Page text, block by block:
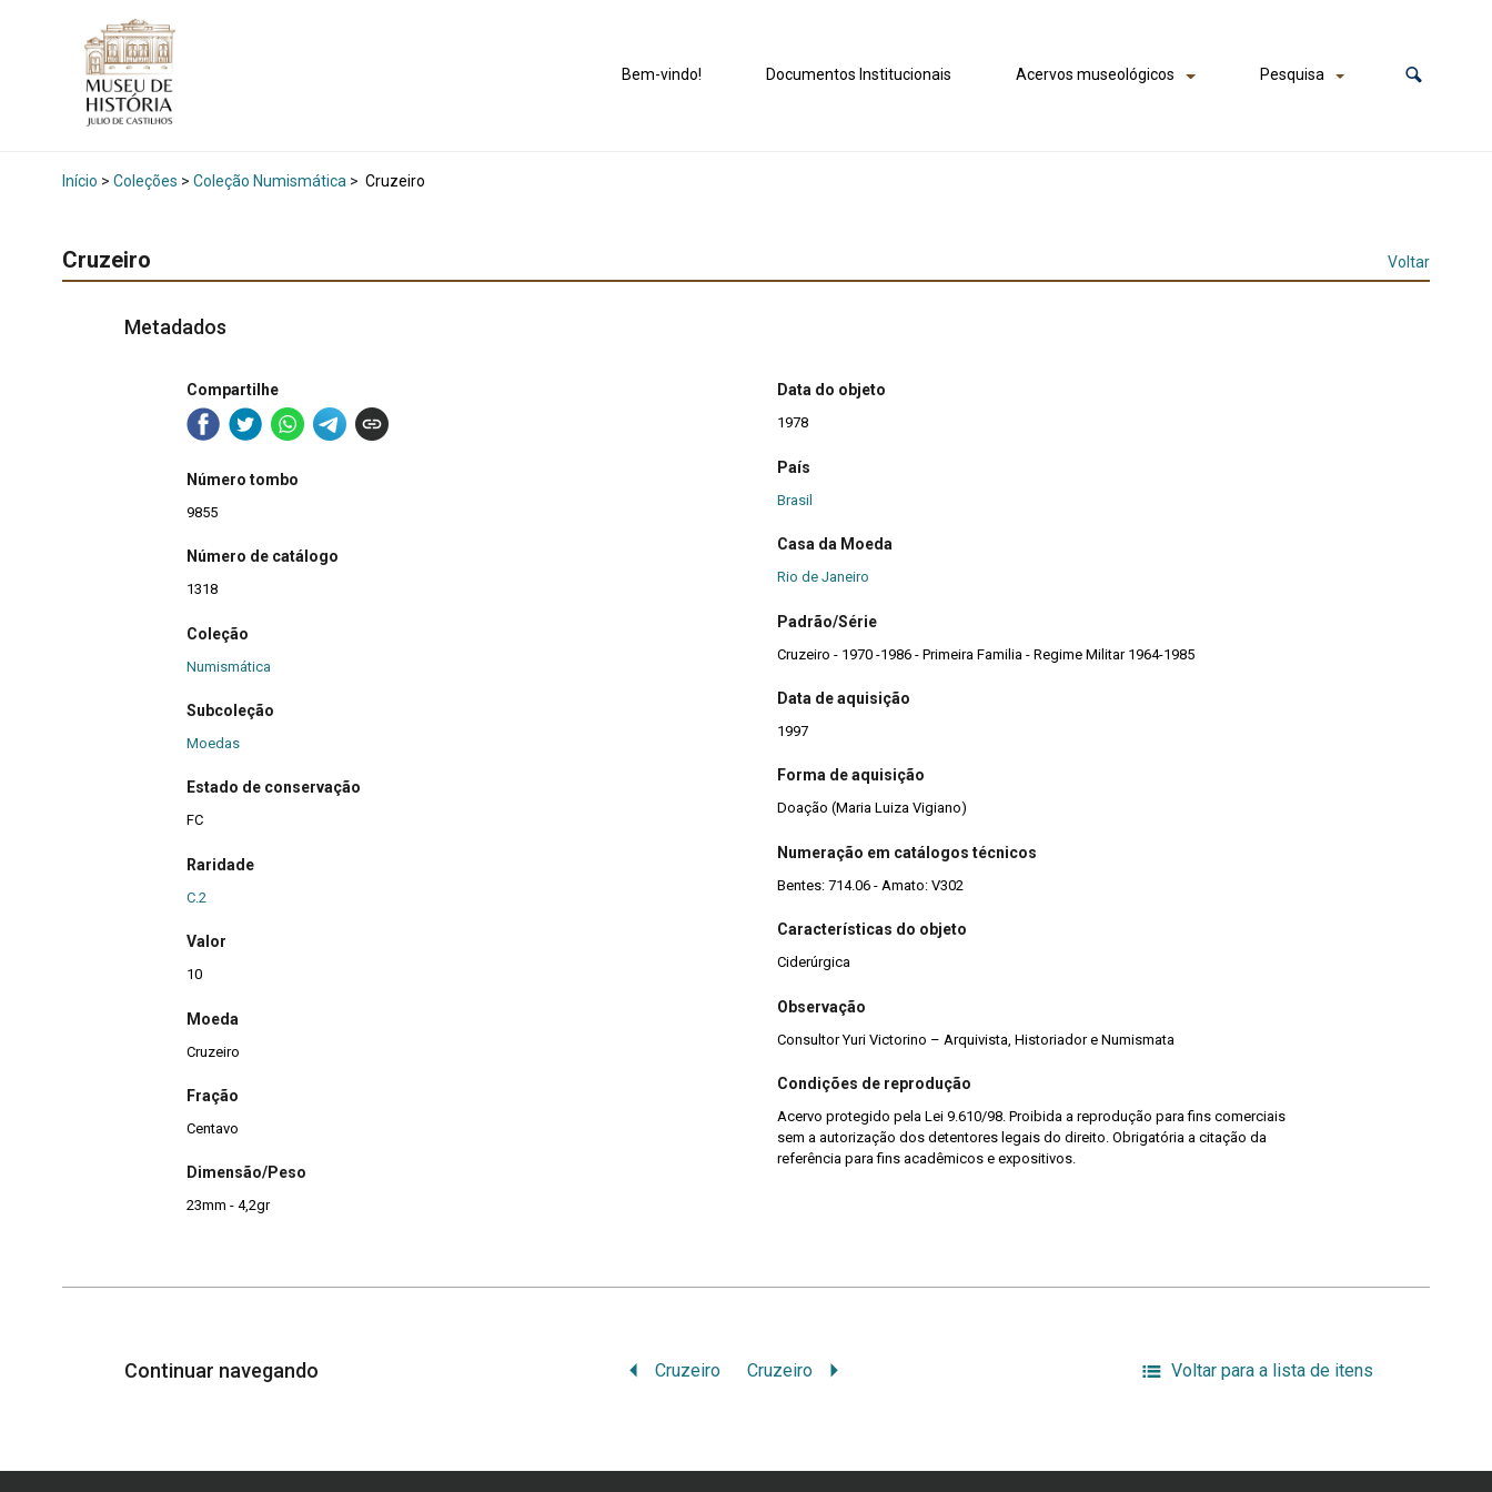
Bem-vindo! Documentos Institucionais Acervos museológicos Pesquisa
Início > Coleções > Coleção Numismática > Cruzeiro
Cruzeiro Voltar
Metadados
Compartilhe
Número tombo
9855
Número de catálogo
1318
Coleção
Numismática
Subcoleção
Moedas
Estado de conservação
FC
Raridade
C.2
Valor
10
Moeda
Cruzeiro
Fração
Centavo
Dimensão/Peso
23mm - 4,2gr
Data do objeto
1978
País
Brasil
Casa da Moeda
Rio de Janeiro
Padrão/Série
Cruzeiro - 1970 -1986 - Primeira Familia - Regime Militar 1964-1985
Data de aquisição
1997
Forma de aquisição
Doação (Maria Luiza Vigiano)
Numeração em catálogos técnicos
Bentes: 714.06 - Amato: V302
Características do objeto
Ciderúrgica
Observação
Consultor Yuri Victorino – Arquivista, Historiador e Numismata
Condições de reprodução
Acervo protegido pela Lei 9.610/98. Proibida a reprodução para fins comerciais
sem a autorização dos detentores legais do direito. Obrigatória a citação da
referência para fins acadêmicos e expositivos.
Continuar navegando Cruzeiro Cruzeiro Voltar para a lista de itens